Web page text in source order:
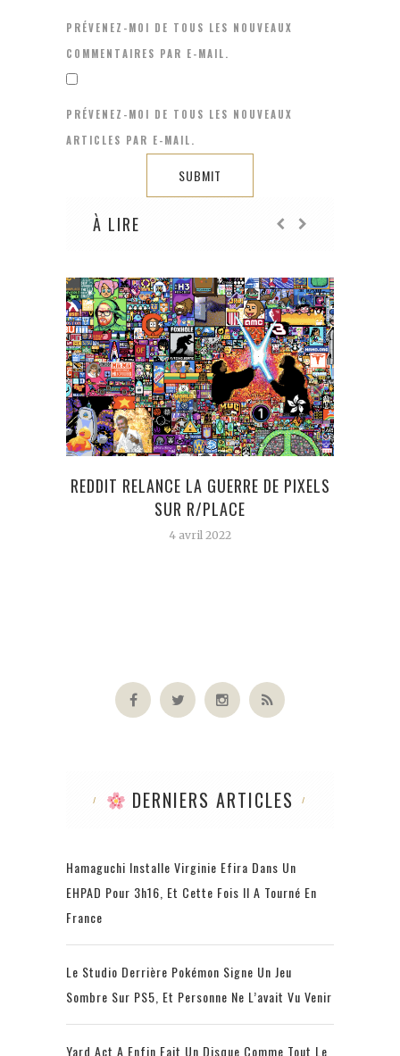
PRÉVENEZ-MOI DE TOUS LES NOUVEAUX
COMMENTAIRES PAR E-MAIL.
PRÉVENEZ-MOI DE TOUS LES NOUVEAUX
ARTICLES PAR E-MAIL.
À LIRE
REDDIT RELANCE LA GUERRE DE PIXELS
SUR R/PLACE
4 avril 2022
DERNIERS ARTICLES
Hamaguchi Installe Virginie Efira Dans Un
EHPAD Pour 3h16, Et Cette Fois Il A Tourné En
France
Le Studio Derrière Pokémon Signe Un Jeu
Sombre Sur PS5, Et Personne Ne L’avait Vu Venir
Yard Act A Enfin Fait Un Disque Comme Tout Le